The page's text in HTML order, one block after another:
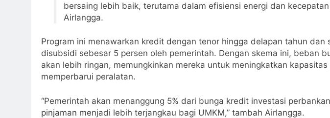
bersaing lebih baik, terutama dalam efisiensi energi dan kecepatan
Airlangga.
Program ini menawarkan kredit dengan tenor hingga delapan tahun dan
disubsidi sebesar 5 persen oleh pemerintah. Dengan skema ini, beban
akan lebih ringan, memungkinkan mereka untuk meningkatkan
memperbarui peralatan.
“Pemerintah akan menanggung 5% dari bunga kredit investasi
pinjaman menjadi lebih terjangkau bagi UMKM,” tambah Airlangga.